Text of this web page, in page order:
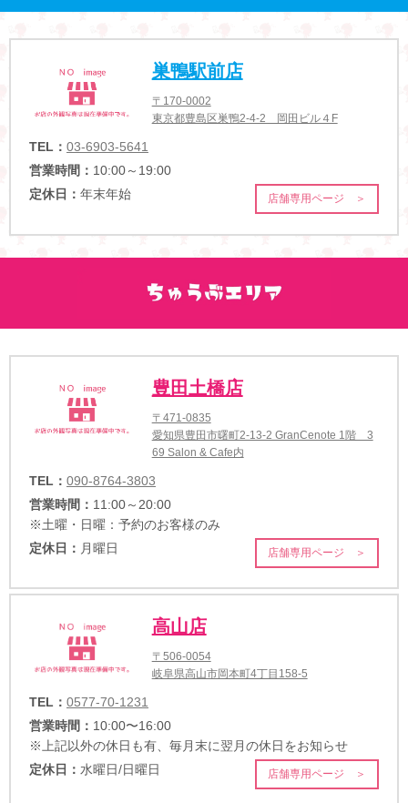
巣鴨駅前店
〒170-0002
東京都豊島区巣鴨2-4-2 岡田ビル４F
TEL： 03-6903-5641
営業時間： 10:00～19:00
定休日： 年末年始 店舗専用ページ ＞
豊田土橋店
〒471-0835
愛知県豊田市曙町2-13-2 GranCenote 1階 3
69 Salon & Cafe内
TEL： 090-8764-3803
営業時間： 11:00～20:00
※土曜・日曜：予約のお客様のみ
定休日： 月曜日 店舗専用ページ ＞
高山店
〒506-0054
岐阜県高山市岡本町4丁目158-5
TEL： 0577-70-1231
営業時間： 10:00〜16:00
※上記以外の休日も有、毎月末に翌月の休日をお知らせ
定休日： 水曜日/日曜日 店舗専用ページ ＞